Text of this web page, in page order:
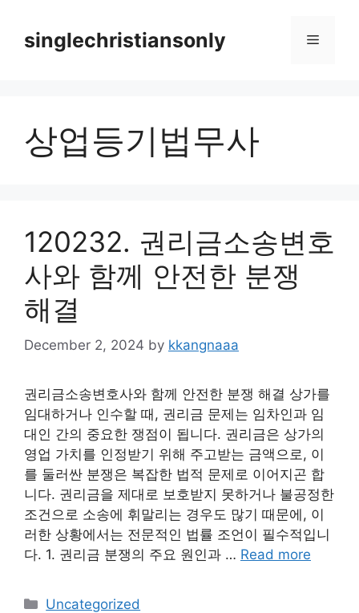
contentsinglechristiansonly Menu
상업등기법무사
120232. 권리금소송변호
사와 함께 안전한 분쟁
해결
December 2, 2024 by kkangnaaa
권리금소송변호사와 함께 안전한 분쟁 해결 상가를
임대하거나 인수할 때, 권리금 문제는 임차인과 임
대인 간의 중요한 쟁점이 됩니다. 권리금은 상가의
영업 가치를 인정받기 위해 주고받는 금액으로, 이
를 둘러싼 분쟁은 복잡한 법적 문제로 이어지곤 합
니다. 권리금을 제대로 보호받지 못하거나 불공정한
조건으로 소송에 휘말리는 경우도 많기 때문에, 이
러한 상황에서는 전문적인 법률 조언이 필수적입니
다. 1. 권리금 분쟁의 주요 원인과 … Read more
Categories
Uncategorized